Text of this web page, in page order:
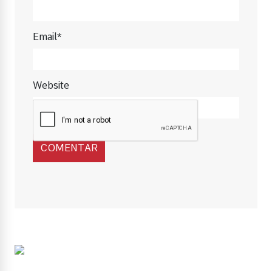
Email*
Website